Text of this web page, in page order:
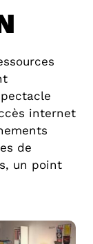
internet
de
un point